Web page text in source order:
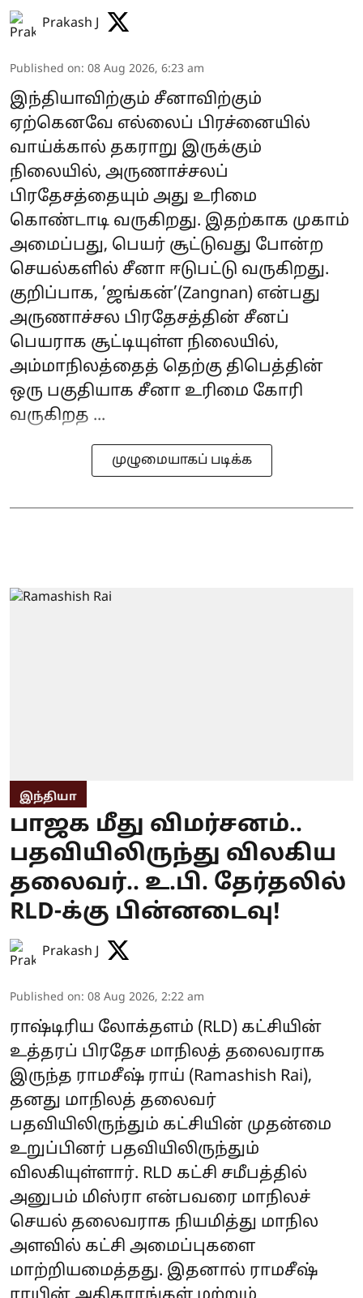
Prakash J
Published on: 08 Aug 2026, 6:23 am
இந்தியாவிற்கும் சீனாவிற்கும்
ஏற்கெனவே எல்லைப் பிரச்னையில்
வாய்க்கால் தகராறு இருக்கும்
நிலையில், அருணாச்சலப்
பிரதேசத்தையும் அது உரிமை
கொண்டாடி வருகிறது. இதற்காக முகாம்
அமைப்பது, பெயர் சூட்டுவது போன்ற
செயல்களில் சீனா ஈடுபட்டு வருகிறது.
குறிப்பாக, ’ஜங்கன்’(Zangnan) என்பது
அருணாச்சல பிரதேசத்தின் சீனப்
பெயராக சூட்டியுள்ள நிலையில்,
அம்மாநிலத்தைத் தெற்கு திபெத்தின்
ஒரு பகுதியாக சீனா உரிமை கோரி
வருகிறத ...
முழுமையாகப் படிக்க
இந்தியா
பாஜக மீது விமர்சனம்..
பதவியிலிருந்து விலகிய
தலைவர்.. உ.பி. தேர்தலில்
RLD-க்கு பின்னடைவு!
Prakash J
Published on: 08 Aug 2026, 2:22 am
ராஷ்டிரிய லோக்தளம் (RLD) கட்சியின்
உத்தரப் பிரதேச மாநிலத் தலைவராக
இருந்த ராமசீஷ் ராய் (Ramashish Rai),
தனது மாநிலத் தலைவர்
பதவியிலிருந்தும் கட்சியின் முதன்மை
உறுப்பினர் பதவியிலிருந்தும்
விலகியுள்ளார். RLD கட்சி சமீபத்தில்
அனுபம் மிஸ்ரா என்பவரை மாநிலச்
செயல் தலைவராக நியமித்து மாநில
அளவில் கட்சி அமைப்புகளை
மாற்றியமைத்தது. இதனால் ராமசீஷ்